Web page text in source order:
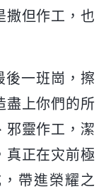
撒但作工，也
後一班崗，擦
盡上你們的所
邪靈作工，潔
真正在灾前極
帶進榮耀之